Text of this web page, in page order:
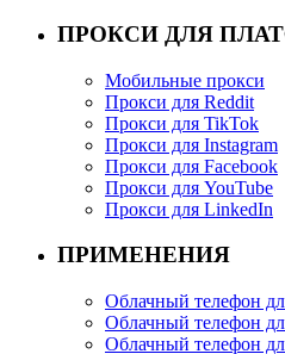
ПРОКСИ ДЛЯ
Мобильные прокси
Прокси для Reddit
Прокси для TikTok
Прокси для Instagram
Прокси для Facebook
Прокси для YouTube
Прокси для LinkedIn
ПРИМЕНЕНИЯ
Облачный телефон
Облачный телефон
Облачный телефон